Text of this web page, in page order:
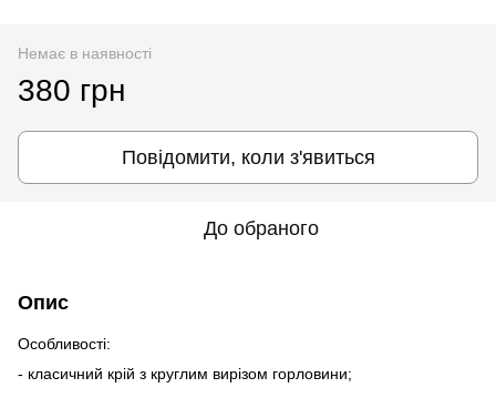
Немає в наявності
380 грн
Повідомити, коли з'явиться
До обраного
Опис
Особливості:
- класичний крій з круглим вирізом горловини;